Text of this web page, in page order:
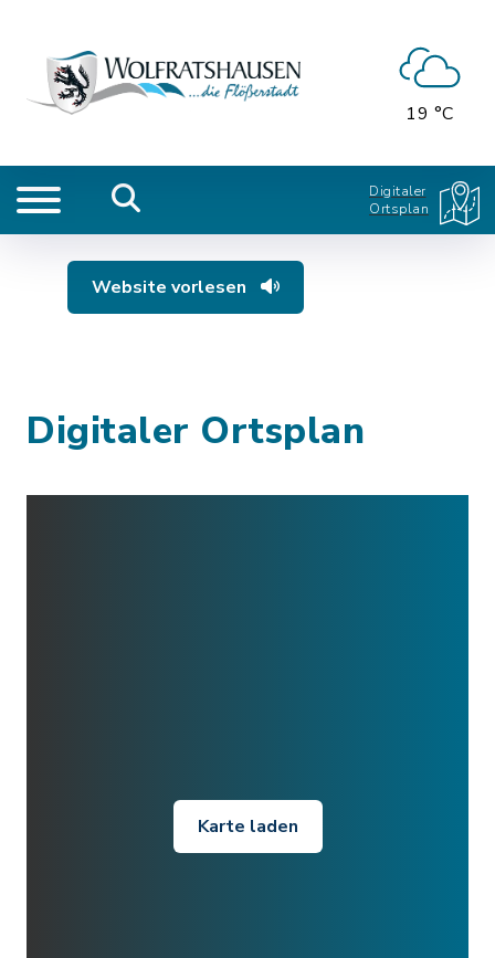
19 °C
Digitaler
Ortsplan
Website vorlesen
Digitaler Ortsplan
Karte laden